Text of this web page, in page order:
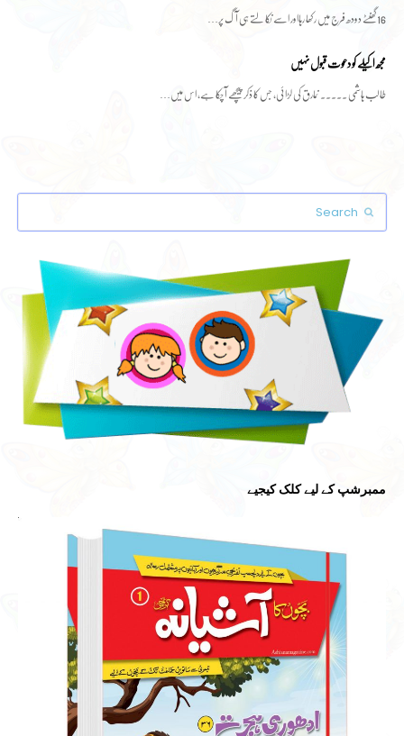
16گھنٹے دودھ فرج میں رکھا رہااور اسے نکالتے ہی آگ پر…
مجھ اکیلے کو دعوت قبول نہیں
طالب ہاشمی ۔۔۔۔۔ نمارق کی لڑائی، جس کا ذکر پیچھے آ چکا ہے، اس میں…
Search
ممبرشپ کے لیے کلک کیجیے